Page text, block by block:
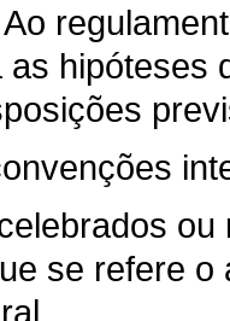
Ao
hipóteses
se refere